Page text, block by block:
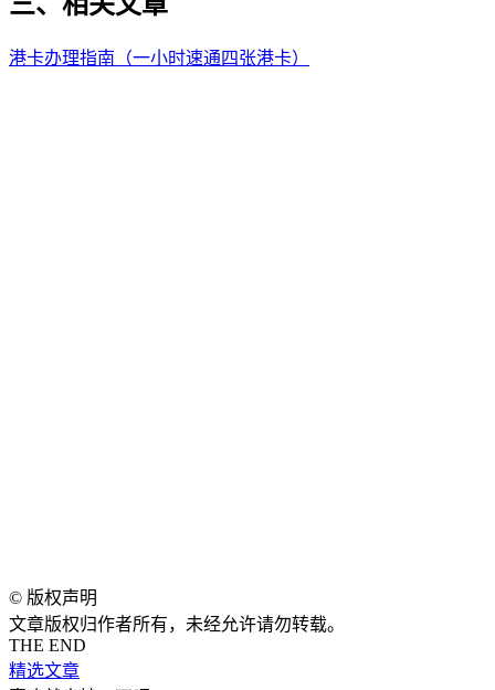
港卡办理指南（一小时速通四张港卡）
© 版权声明
文章版权归作者所有，未经允许请勿转载。
THE END
精选文章